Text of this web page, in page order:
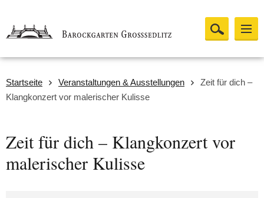
Startseite Veranstaltungen & Ausstellungen
Zeit für dich –
Klangkonzert vor malerischer Kulisse
Zeit für dich – Klangkonzert vor
malerischer Kulisse